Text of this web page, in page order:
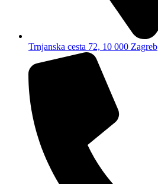
Trnjanska cesta 72, 10 000 Zagreb